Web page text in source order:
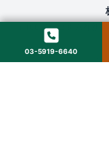
〒160-0022 東京都新
© 2025
03-5919-6640